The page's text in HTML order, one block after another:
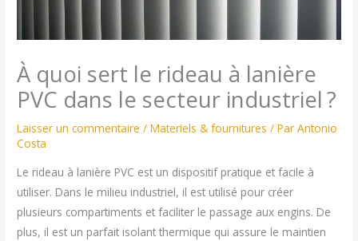
À quoi sert le rideau à lanière
PVC dans le secteur industriel ?
Laisser un commentaire /Materiels & fournitures / ParAntonio
Costa
Le rideau à lanière PVC est un dispositif pratique et facile à
utiliser. Dans le milieu industriel, il est utilisé pour créer
plusieurs compartiments et faciliter le passage aux engins. De
plus, il est un parfait isolant thermique qui assure le maintien